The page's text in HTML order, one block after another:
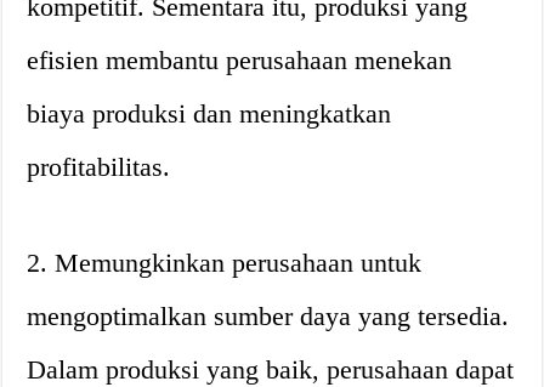
kompetitif. Sementara itu, produksi yang
efisien membantu perusahaan menekan
biaya produksi dan meningkatkan
profitabilitas.
2. Memungkinkan perusahaan untuk
mengoptimalkan sumber daya yang tersedia.
Dalam produksi yang baik, perusahaan dapat